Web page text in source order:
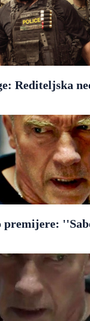
Rediteljska
premijere: